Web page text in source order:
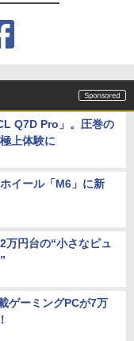
Q7D Pro」。圧巻の
上体験に
イール「M6」に新
万円台の“小さなピュ
ゲーミングPCが7万